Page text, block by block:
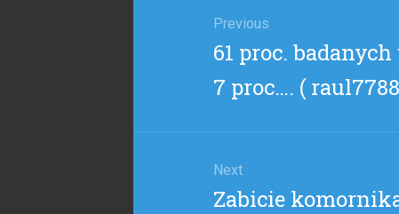
Previous
Previous
post:
61 proc.
7 proc…. (
Next
Next
Zabicie